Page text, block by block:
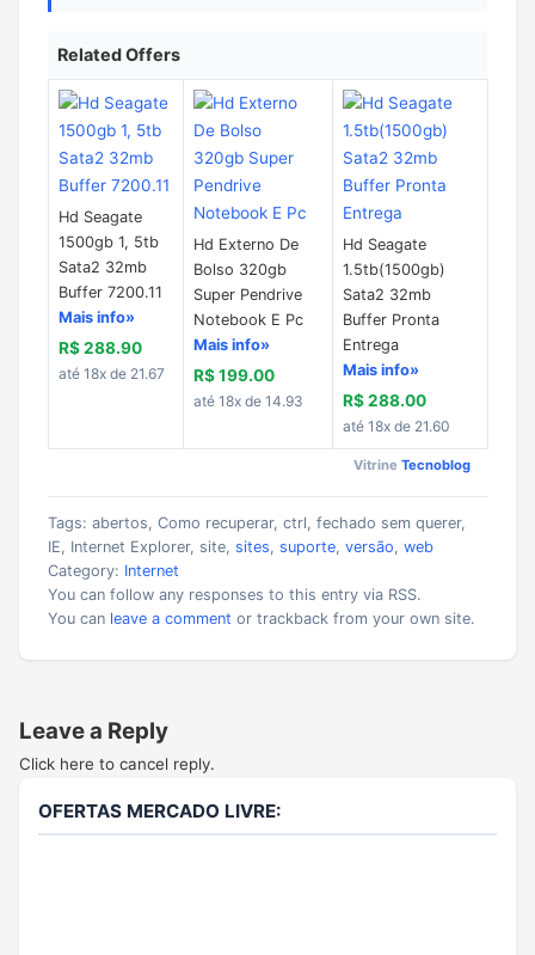
Related Offers
Hd Seagate
1500gb 1, 5tb
Sata2 32mb
Buffer 7200.11
Mais info»
R$ 288.90
até 18x de 21.67
Hd Externo De
Bolso 320gb
Super Pendrive
Notebook E Pc
Mais info»
R$ 199.00
até 18x de 14.93
Hd Seagate
1.5tb(1500gb)
Sata2 32mb
Buffer Pronta
Entrega
Mais info»
R$ 288.00
até 18x de 21.60
Vitrine Tecnoblog
Tags: abertos, Como recuperar, ctrl, fechado sem querer,
IE, Internet Explorer, site, sites, suporte, versão, web
Category: Internet
You can follow any responses to this entry via RSS.
You can leave a comment or trackback from your own site.
Leave a Reply
Click here to cancel reply.
OFERTAS MERCADO LIVRE: